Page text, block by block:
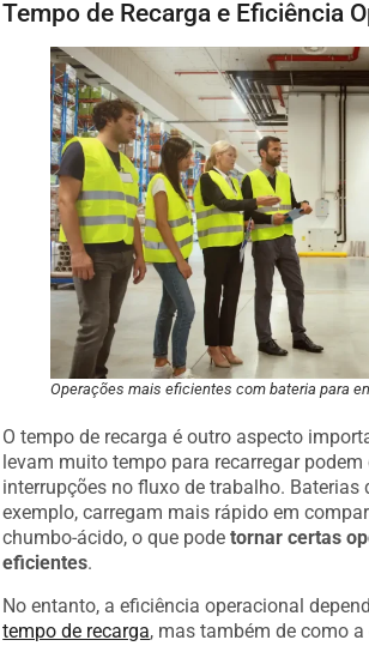
Tempo de Recarga e Eficiência
Operações mais eficientes com bateria para
O tempo de recarga é outro aspecto
levam muito tempo para recarregar podem
interrupções no fluxo de trabalho. Baterias
exemplo, carregam mais rápido em
chumbo-ácido, o que podetornar certas
eficientes.
No entanto, a eficiência operacional
tempo de recarga, mas também de como